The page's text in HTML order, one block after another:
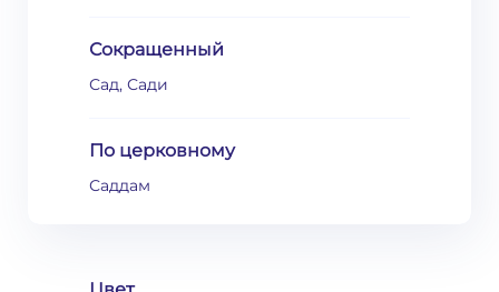
Сокращенный
Сад, Сади
По церковному
Саддам